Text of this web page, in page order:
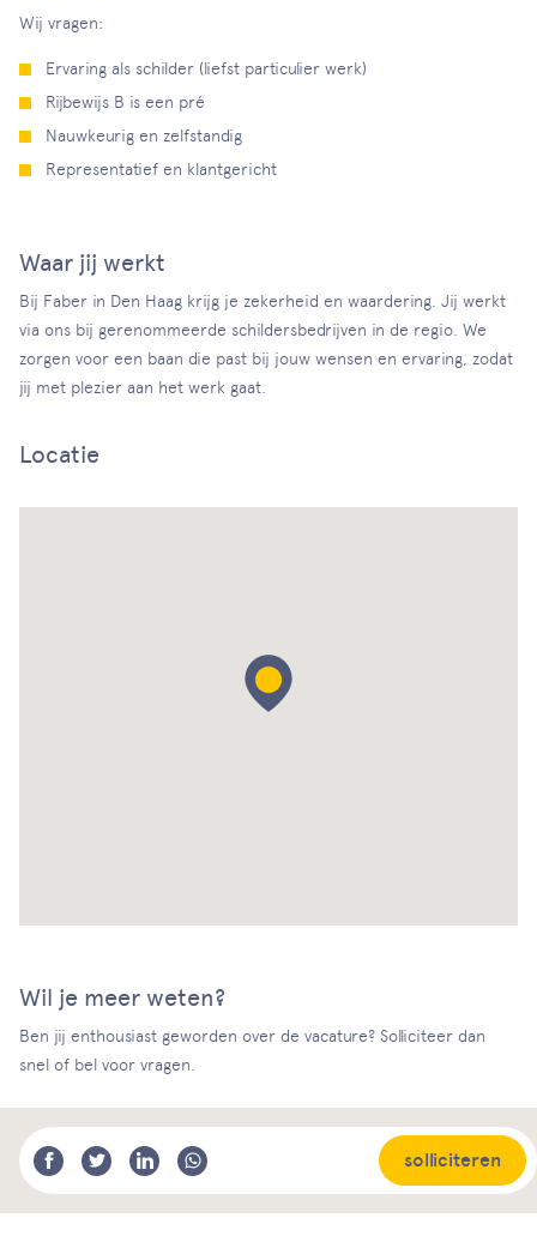
Wij vragen:
Ervaring als schilder (liefst particulier werk)
Rijbewijs B is een pré
Nauwkeurig en zelfstandig
Representatief en klantgericht
Waar jij werkt
Bij Faber in Den Haag krijg je zekerheid en waardering. Jij werkt
via ons bij gerenommeerde schildersbedrijven in de regio. We
zorgen voor een baan die past bij jouw wensen en ervaring, zodat
jij met plezier aan het werk gaat.
Locatie
Wil je meer weten?
Ben jij enthousiast geworden over de vacature? Solliciteer dan
snel of bel voor vragen.
solliciteren